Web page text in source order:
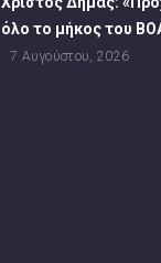
όλο το μήκος του
7 Αυγούστου, 2026